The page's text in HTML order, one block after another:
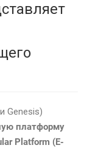
Genesis)
платформу
Platform (E-